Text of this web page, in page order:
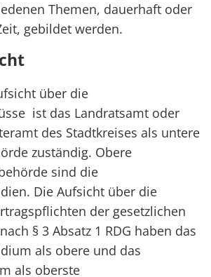
Themen, dauerhaft oder
gebildet werden.
über die
ist das Landratsamt oder
des Stadtkreises als untere
zuständig. Obere
sind die
Die Aufsicht über die
der gesetzlichen
§ 3 Absatz 1 RDG haben das
als obere und das
als oberste